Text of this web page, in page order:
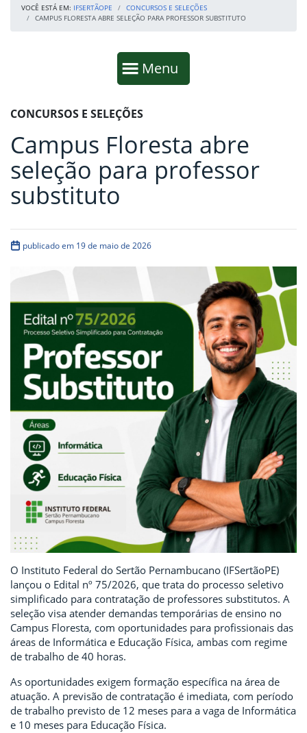
VOCÊ ESTÁ EM: IFSERTÃOPE
CONCURSOS E SELEÇÕES
CAMPUS FLORESTA ABRE SELEÇÃO PARA PROFESSOR SUBSTITUTO
Mostrar
Menu
Fim da navegação
Início do conteúdo
CONCURSOS E SELEÇÕES
Campus Floresta abre
seleção para professor
substituto
publicado em 19 de maio de 2026
O Instituto Federal do Sertão Pernambucano (IFSertãoPE)
lançou o Edital nº 75/2026, que trata do processo seletivo
simplificado para contratação de professores substitutos. A
seleção visa atender demandas temporárias de ensino no
Campus Floresta, com oportunidades para profissionais das
áreas de Informática e Educação Física, ambas com regime
de trabalho de 40 horas.
As oportunidades exigem formação específica na área de
atuação. A previsão de contratação é imediata, com período
de trabalho previsto de 12 meses para a vaga de Informática
e 10 meses para Educação Física.